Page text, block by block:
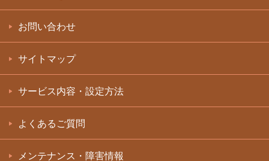
お問い合わせ
サイトマップ
サービス内容・設定方法
よくあるご質問
メンテナンス・障害情報